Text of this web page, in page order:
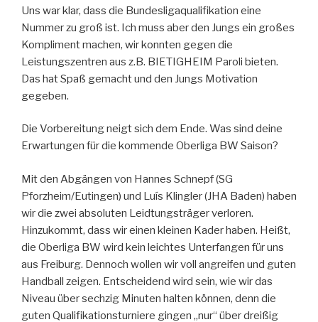
Uns war klar, dass die Bundesligaqualifikation eine
Nummer zu groß ist. Ich muss aber den Jungs ein großes
Kompliment machen, wir konnten gegen die
Leistungszentren aus z.B. BIETIGHEIM Paroli bieten.
Das hat Spaß gemacht und den Jungs Motivation
gegeben.
Die Vorbereitung neigt sich dem Ende. Was sind deine
Erwartungen für die kommende Oberliga BW Saison?
Mit den Abgängen von Hannes Schnepf (SG
Pforzheim/Eutingen) und Luís Klingler (JHA Baden) haben
wir die zwei absoluten Leidtungsträger verloren.
Hinzukommt, dass wir einen kleinen Kader haben. Heißt,
die Oberliga BW wird kein leichtes Unterfangen für uns
aus Freiburg. Dennoch wollen wir voll angreifen und guten
Handball zeigen. Entscheidend wird sein, wie wir das
Niveau über sechzig Minuten halten können, denn die
guten Qualifikationsturniere gingen „nur“ über dreißig